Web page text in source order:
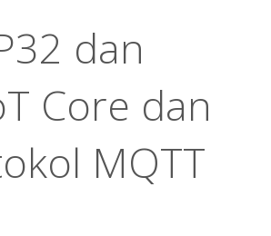
dan
Core dan
MQTT